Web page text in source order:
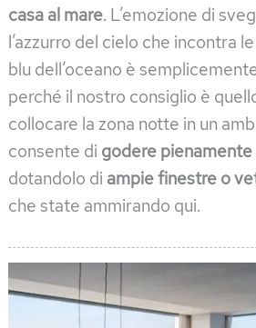
casa al mare. L’emozione di
l’azzurro del cielo che incontra
blu dell’oceano è
perché il nostro consiglio è
collocare la zona notte in un
consente di godere
dotandolo di ampie finestre o
che state ammirando qui.